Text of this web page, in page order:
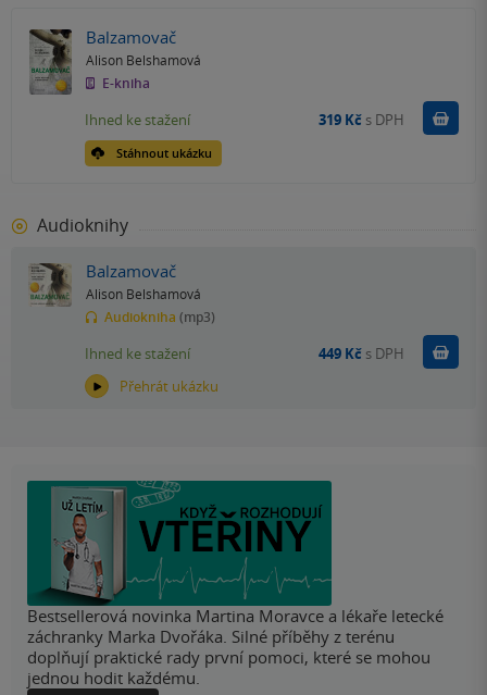
Balzamovač
Alison Belshamová
E-kniha
Stáhnout ukázku
Ihned ke stažení 319 Kč s DPH Koupit
Audioknihy
Balzamovač
Alison Belshamová
Audiokniha (mp3)
Přehrát ukázku
Ihned ke stažení 449 Kč s DPH Koupit
Bestsellerová novinka Martina Moravce a lékaře letecké
záchranky Marka Dvořáka. Silné příběhy z terénu
doplňují praktické rady první pomoci, které se mohou
jednou hodit každému.